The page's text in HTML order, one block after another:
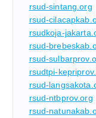
rsud-sintang.org
rsud-
rsudkoja-
rsud-
rsud-
rsudtpi-
rsud-
rsud-ntbprov.org
rsud-